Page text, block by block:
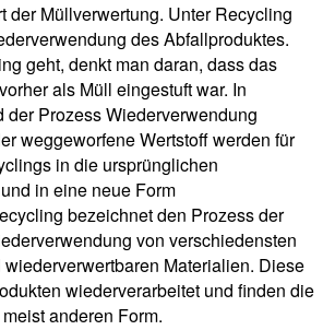
der Müllverwertung. Unter Recycling
des Abfallproduktes.
geht, denkt man daran, dass das
als Müll eingestuft war. In
der Prozess Wiederverwendung
weggeworfene Wertstoff werden für
in die ursprünglichen
in eine neue Form
bezeichnet den Prozess der
von verschiedensten
Materialien. Diese
wiederverarbeitet und finden die
anderen Form.